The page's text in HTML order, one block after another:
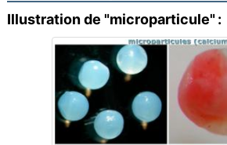
Illustration de "microparticule" :